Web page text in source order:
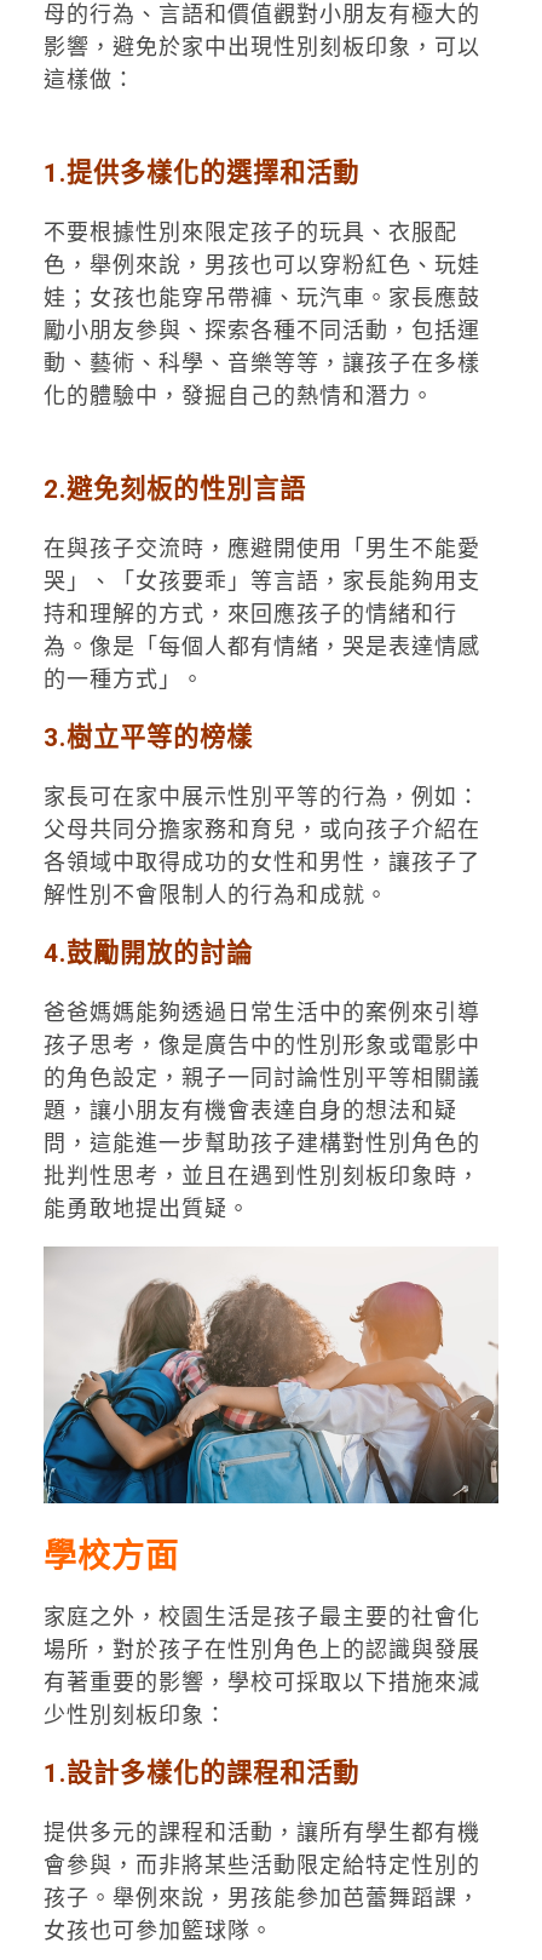
母的行為、言語和價值觀對小朋友有極大的
影響，避免於家中出現性別刻板印象，可以
這樣做：
1.提供多樣化的選擇和活動
不要根據性別來限定孩子的玩具、衣服配
色，舉例來說，男孩也可以穿粉紅色、玩娃
娃；女孩也能穿吊帶褲、玩汽車。家長應鼓
勵小朋友參與、探索各種不同活動，包括運
動、藝術、科學、音樂等等，讓孩子在多樣
化的體驗中，發掘自己的熱情和潛力。
2.避免刻板的性別言語
在與孩子交流時，應避開使用「男生不能愛
哭」、「女孩要乖」等言語，家長能夠用支
持和理解的方式，來回應孩子的情緒和行
為。像是「每個人都有情緒，哭是表達情感
的一種方式」。
3.樹立平等的榜樣
家長可在家中展示性別平等的行為，例如：
父母共同分擔家務和育兒，或向孩子介紹在
各領域中取得成功的女性和男性，讓孩子了
解性別不會限制人的行為和成就。
4.鼓勵開放的討論
爸爸媽媽能夠透過日常生活中的案例來引導
孩子思考，像是廣告中的性別形象或電影中
的角色設定，親子一同討論性別平等相關議
題，讓小朋友有機會表達自身的想法和疑
問，這能進一步幫助孩子建構對性別角色的
批判性思考，並且在遇到性別刻板印象時，
能勇敢地提出質疑。
學校方面
家庭之外，校園生活是孩子最主要的社會化
場所，對於孩子在性別角色上的認識與發展
有著重要的影響，學校可採取以下措施來減
少性別刻板印象：
1.設計多樣化的課程和活動
提供多元的課程和活動，讓所有學生都有機
會參與，而非將某些活動限定給特定性別的
孩子。舉例來說，男孩能參加芭蕾舞蹈課，
女孩也可參加籃球隊。